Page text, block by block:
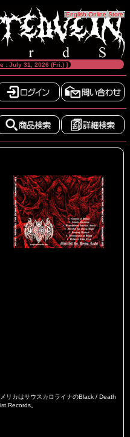
[English Online Store]
: July 31, 2026 (Fri.) ]
リカはサウスカロライナのBlack / Death
Records。